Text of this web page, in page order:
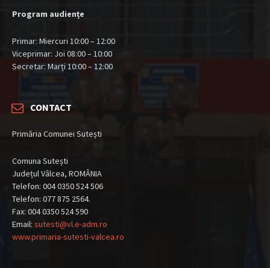
Program audiențe
Primar: Miercuri 10:00 – 12:00
Viceprimar: Joi 08:00 – 10:00
Secretar: Marți 10:00 – 12:00
CONTACT
Primăria Comunei Sutești
Comuna Sutești
Județul Vâlcea, ROMÂNIA
Telefon: 004 0350 524 506
Telefon: 077 875 2564.
Fax: 004 0350 524 590
Email: sutesti@vl.e-adm.ro
www.primaria-sutesti-valcea.ro